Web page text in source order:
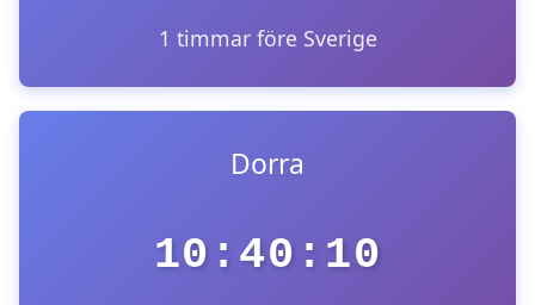
1 timmar före Sverige
Dorra
10:40:10